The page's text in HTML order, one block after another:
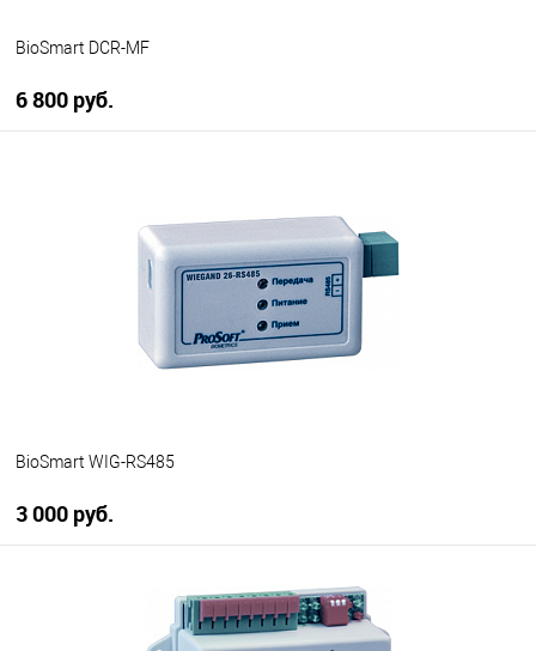
BioSmart DCR-MF
6 800 руб.
В наличии
BioSmart WIG-RS485
3 000 руб.
В наличии